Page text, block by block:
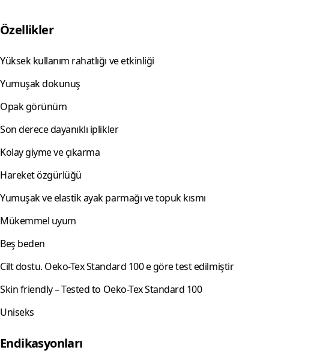
Özellikler
Yüksek kullanım rahatlığı ve etkinliği
Yumuşak dokunuş
Opak görünüm
Son derece dayanıklı iplikler
Kolay giyme ve çıkarma
Hareket özgürlüğü
Yumuşak ve elastik ayak parmağı ve topuk kısmı
Mükemmel uyum
Beş beden
Cilt dostu. Oeko-Tex Standard 100 e göre test edilmiştir
Skin friendly – Tested to Oeko-Tex Standard 100
Uniseks
Endikasyonları